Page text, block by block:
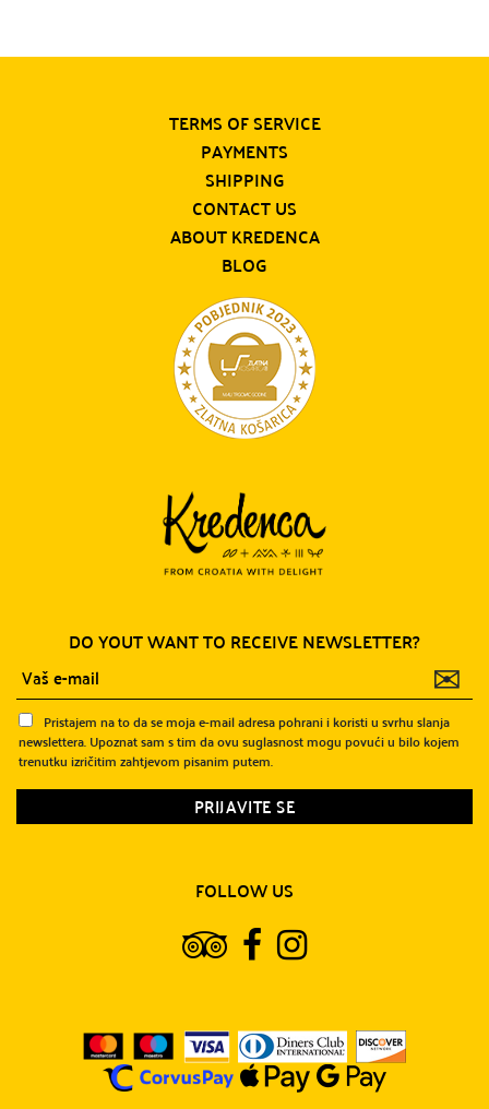
TERMS OF SERVICE
PAYMENTS
SHIPPING
CONTACT US
ABOUT KREDENCA
BLOG
DO YOUT WANT TO RECEIVE NEWSLETTER?
✉
Pristajem na to da se moja e-mail adresa pohrani i koristi u svrhu slanja
newslettera. Upoznat sam s tim da ovu suglasnost mogu povući u bilo kojem
trenutku izričitim zahtjevom pisanim putem.
FOLLOW US